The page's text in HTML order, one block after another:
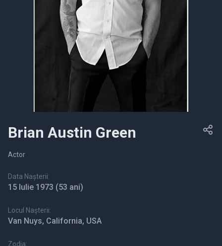
Brian Austin Green
Actor
Data Nașterii:
15 Iulie 1973 (53 ani)
Locul Nașterii:
Van Nuys, California, USA
Zodia: